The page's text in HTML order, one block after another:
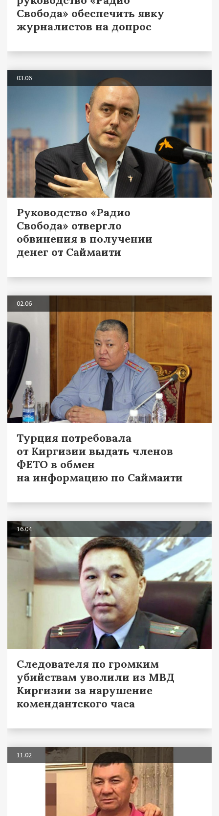
Свобода» обеспечить явку
журналистов на допрос
03.06
Руководство «Радио
Свобода» отвергло
обвинения в получении
денег от Саймаити
02.06
Турция потребовала
от Киргизии выдать членов
ФЕТО в обмен
на информацию по Саймаити
16.04
Следователя по громким
убийствам уволили из МВД
Киргизии за нарушение
комендантского часа
11.02